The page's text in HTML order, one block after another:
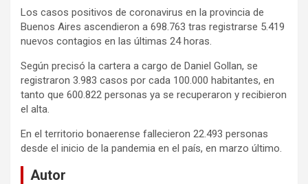
Los casos positivos de coronavirus en la provincia de
Buenos Aires ascendieron a 698.763 tras registrarse 5.419
nuevos contagios en las últimas 24 horas.
Según precisó la cartera a cargo de Daniel Gollan, se
registraron 3.983 casos por cada 100.000 habitantes, en
tanto que 600.822 personas ya se recuperaron y recibieron
el alta.
En el territorio bonaerense fallecieron 22.493 personas
desde el inicio de la pandemia en el país, en marzo último.
Autor